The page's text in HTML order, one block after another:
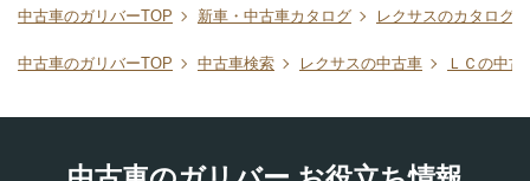
中古車のガリバーTOP 新車・中古車カタログ レクサスのカタログ
中古車のガリバーTOP 中古車検索 レクサスの中古車 ＬＣの中古